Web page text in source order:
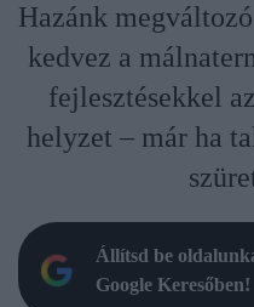
Hazánk
kedvez a
fejlesztésekkel
helyzet – már ha
Állítsd be
Google Keresőben!